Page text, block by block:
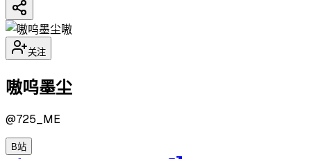
嗷
关注
嗷呜墨尘
@725_ME
B站